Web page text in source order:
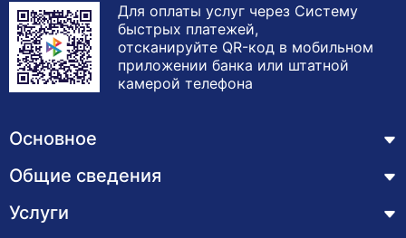
Для оплаты услуг через Систему
быстрых платежей,
отсканируйте QR-код в мобильном
приложении банка или штатной
камерой телефона
Основное
Курсы
Лицензия
Общие сведения
Основные сведения
Услуги